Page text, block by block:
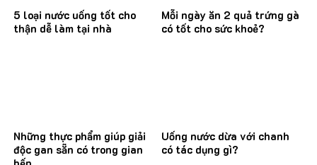
5 loại nước uống tốt cho
thận dễ làm tại nhà
Mỗi ngày ăn 2 quả trứng gà
có tốt cho sức khoẻ?
Những thực phẩm giúp giải
độc gan sẵn có trong gian
Uống nước dừa với chanh
có tác dụng gì?